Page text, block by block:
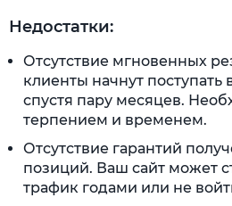
Недостатки:
Отсутствие мгновенных
клиенты начнут поступать
спустя пару месяцев.
терпением и временем.
Отсутствие гарантий
позиций. Ваш сайт может
трафик годами или не